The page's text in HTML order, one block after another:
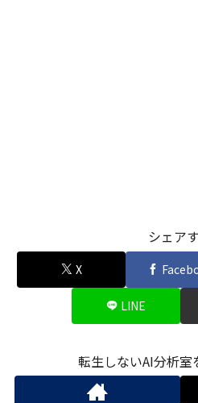
シェア
X
LINE
転生しないAI分析室